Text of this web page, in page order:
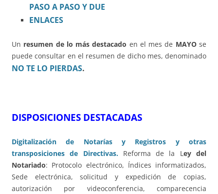
PASO A PASO Y DUE
ENLACES
Un resumen de lo más destacado en el mes de MAYOse
puede consultar en el resumen de dicho mes, denominado
NO TE LO PIERDAS.
DISPOSICIONES DESTACADAS
Digitalización de Notarías y Registros y otras
transposiciones de Directivas.Reforma de la Ley del
Notariado: Protocolo electrónico, Índices informatizados,
Sede electrónica, solicitud y expedición de copias,
autorización por videoconferencia, comparecencia